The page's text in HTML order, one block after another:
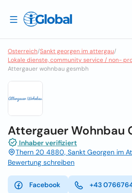
Osterreich/Sankt georgen im attergau/
Lokale dienste, community service / non-
Attergauer wohnbau gesmbh
Attergauer Wohnbau
Inhaber verifiziert
Thern 20 4880, Sankt Georgen im
Bewertung schreiben
Facebook +43